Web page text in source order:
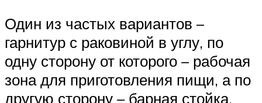
Один из частых вариантов –
гарнитур с раковиной в углу, по
одну сторону от которого – рабочая
зона для приготовления пищи, а по
другую сторону – барная стойка,